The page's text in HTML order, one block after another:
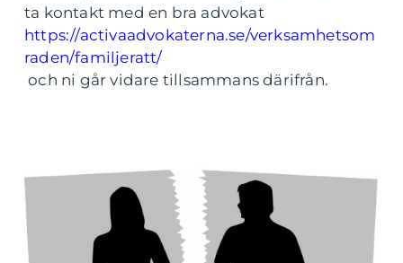
ta kontakt med en bra advokat
https://activaadvokaterna.se/verksamhetsom
raden/familjeratt/
och ni går vidare tillsammans därifrån.